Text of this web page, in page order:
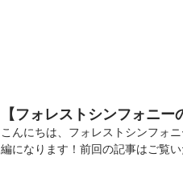
【フォレストシンフォニ
こんにちは、フォレストシンフォ
編になります！前回の記事はご覧